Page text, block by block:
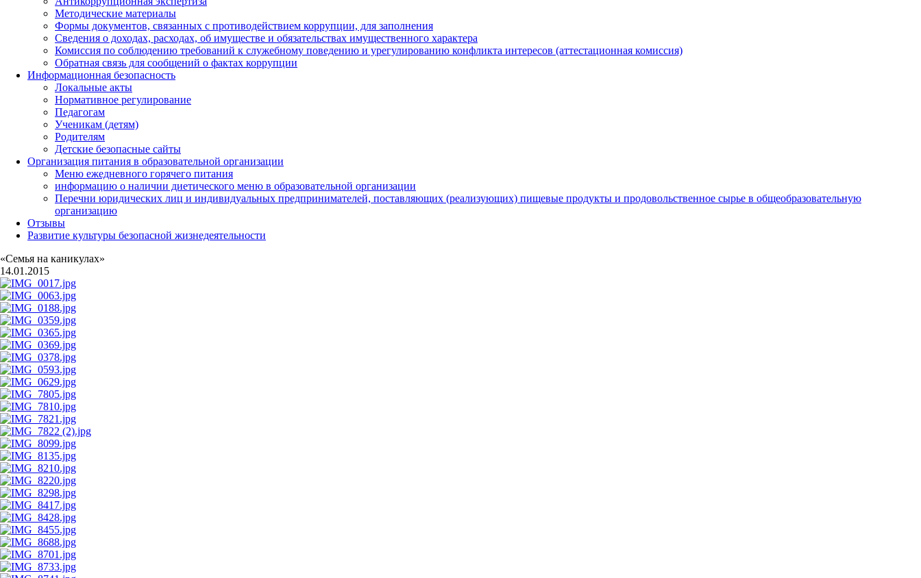
Методические материалы
Формы документов, связанных с противодействием коррупции, для заполнения
Сведения о доходах, расходах, об имуществе и обязательствах имущественного характера
Комиссия по соблюдению требований к служебному поведению и урегулированию конфликта интересов (аттестационная комиссия)
Обратная связь для сообщений о фактах коррупции
Информационная безопасность
Локальные акты
Нормативное регулирование
Педагогам
Ученикам (детям)
Родителям
Детские безопасные сайты
Организация питания в образовательной организации
Меню ежедневного горячего питания
информацию о наличии диетического меню в образовательной организации
Перечни юридических лиц и индивидуальных предпринимателей, поставляющих (реализующих) пищевые продукты и продовольственное сырье в общеобразовательную
организацию
Отзывы
Развитие культуры безопасной жизнедеятельности
«Семья на каникулах»
14.01.2015